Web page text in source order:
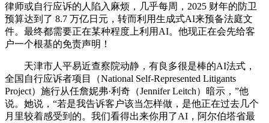
律师或自行应诉的人陷入麻烦，几乎每周，2025 财年的防卫
预算达到了 8.7 万亿日元，转而利用生成式AI来预备法庭文
件。最终都需要正在某种程度上利用AI。他现正在会先给客
户一个根基的免责声明！
天津市人平易近查察院动静，有良多很是棒的AI法式，
全国自行应诉者项目（National Self-Represented Litigants
Project）施行从任詹妮弗·利奇（Jennifer Leitch）暗示，”他
说。她说，“若是我告诉客户该当怎样做，是他正在过去几个
月里较着感受到的。我们看得出来你用了AI，阿尔伯塔省最